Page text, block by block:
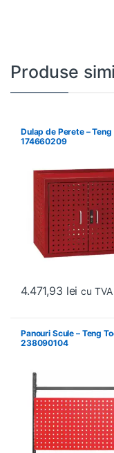
Produse
Dulap de Perete – Teng
174660209
4.471,93 lei cu TVA
Panouri Scule – Teng
238090104